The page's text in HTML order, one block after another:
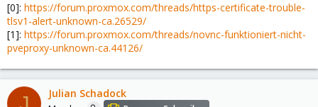
[0]: https://forum.proxmox.com/threads/https-certificate-trouble-
tlsv1-alert-unknown-ca.26529/
[1]: https://forum.proxmox.com/threads/novnc-funktioniert-nicht-
pveproxy-unknown-ca.44126/
Julian Schadock